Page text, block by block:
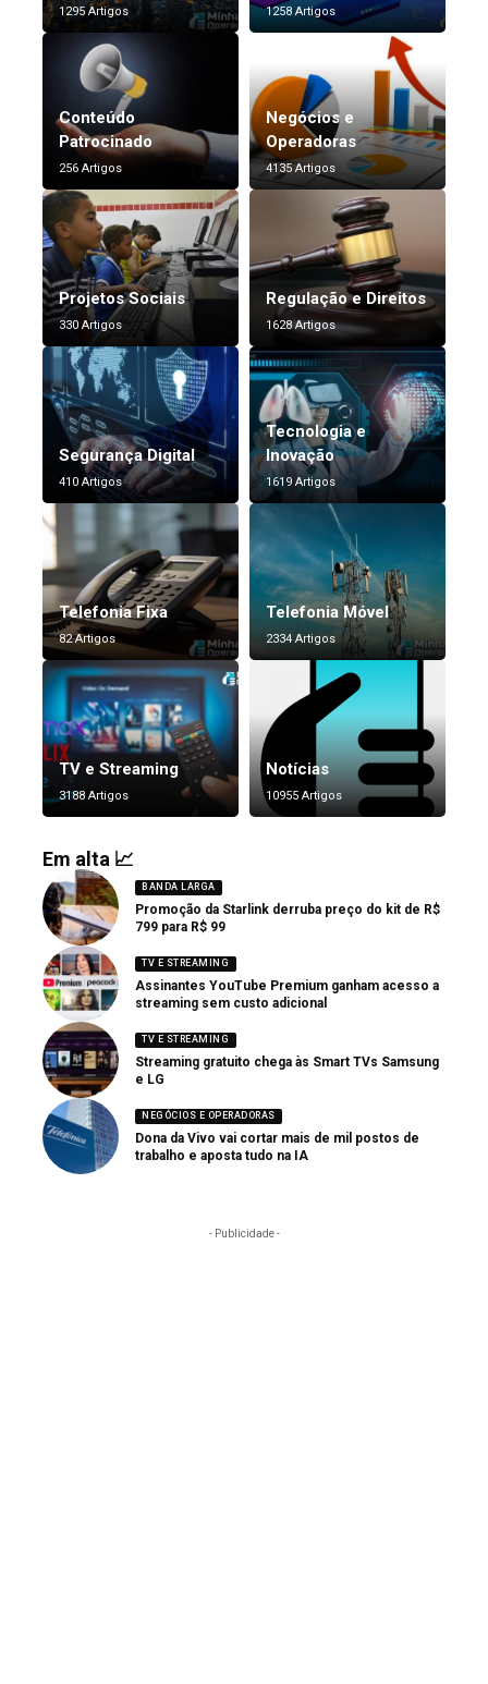
1295 Artigos 1258 Artigos
Conteúdo
Patrocinado
256 Artigos
Negócios e
Operadoras
4135 Artigos
Projetos Sociais
330 Artigos
Regulação e Direitos
1628 Artigos
Segurança Digital
410 Artigos
Tecnologia e
Inovação
1619 Artigos
Telefonia Fixa
82 Artigos
Telefonia Móvel
2334 Artigos
TV e Streaming
3188 Artigos
Notícias
10955 Artigos
Em alta 📈
BANDA LARGA
Promoção da Starlink derruba preço do kit de R$
799 para R$ 99
TV E STREAMING
Assinantes YouTube Premium ganham acesso a
streaming sem custo adicional
TV E STREAMING
Streaming gratuito chega às Smart TVs Samsung
e LG
NEGÓCIOS E OPERADORAS
Dona da Vivo vai cortar mais de mil postos de
trabalho e aposta tudo na IA
- Publicidade -